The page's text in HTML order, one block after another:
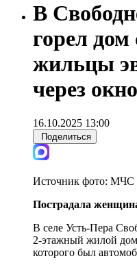
В
горел
жильцы
через окно
16.10.2025 13:00
Поделиться
Источник фото: МЧС
Пострадала
В селе Усть-Пера
2-этажный жилой
которого был